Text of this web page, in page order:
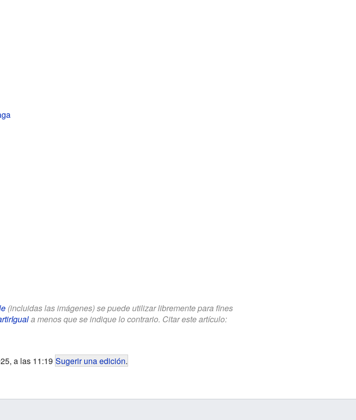
(incluidas las imágenes) se puede utilizar libremente para fines
a menos que se indique lo contrario. Citar este artículo:
a las 11:19 Sugerir una edición.